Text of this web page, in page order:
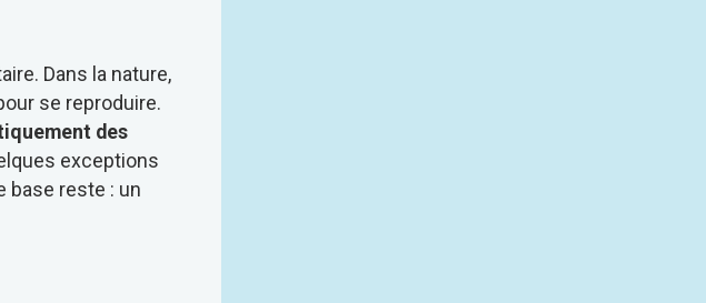
Dans la nature,
se reproduire.
des
exceptions
base reste : un